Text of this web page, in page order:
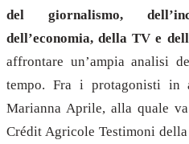
del giornalismo,
dell’economia, della TV e
affrontare un’ampia analisi
tempo. Fra i protagonisti in
Marianna Aprile, alla quale
Crédit Agricole Testimoni